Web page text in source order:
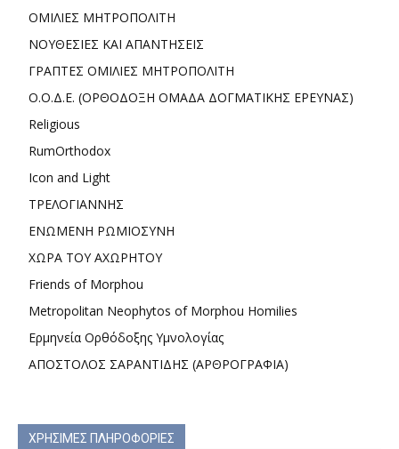
ΟΜΙΛΙΕΣ ΜΗΤΡΟΠΟΛΙΤΗ
ΝΟΥΘΕΣΙΕΣ ΚΑΙ ΑΠΑΝΤΗΣΕΙΣ
ΓΡΑΠΤΕΣ ΟΜΙΛΙΕΣ ΜΗΤΡΟΠΟΛΙΤΗ
Ο.Ο.Δ.Ε. (ΟΡΘΟΔΟΞΗ ΟΜΑΔΑ ΔΟΓΜΑΤΙΚΗΣ ΕΡΕΥΝΑΣ)
Religious
RumOrthodox
Icon and Light
ΤΡΕΛΟΓΙΑΝΝΗΣ
ΕΝΩΜΕΝΗ ΡΩΜΙΟΣΥΝΗ
ΧΩΡΑ ΤΟΥ ΑΧΩΡΗΤΟΥ
Friends of Morphou
Metropolitan Neophytos of Morphou Homilies
Ερμηνεία Ορθόδοξης Υμνολογίας
ΑΠΟΣΤΟΛΟΣ ΣΑΡΑΝΤΙΔΗΣ (ΑΡΘΡΟΓΡΑΦΙΑ)
ΧΡΗΣΙΜΕΣ ΠΛΗΡΟΦΟΡΙΕΣ